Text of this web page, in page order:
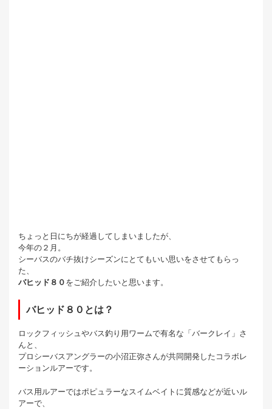
ちょっと日にちが経過してしまいましたが、
今年の２月。
シーバスのバチ抜けシーズンにとてもいい思いをさせてもらっ
た、
バヒッド８０ をご紹介したいと思います。
バヒッド８０とは？
ロックフィッシュやバス釣り用ワームで有名な「バークレイ」さ
んと、
プロシーバスアングラーの小沼正弥さんが共同開発したコラボレ
ーションルアーです。
バス用ルアーではポピュラーなスイムベイトに質感などが近いル
アーで、